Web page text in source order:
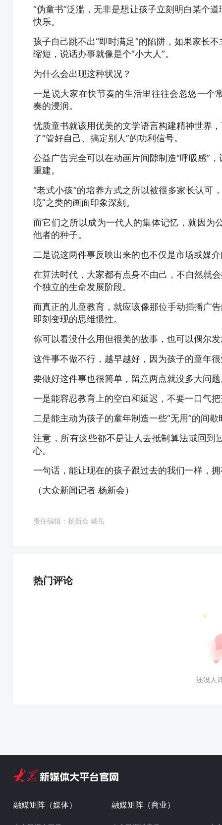
“伪童书”泛滥，无非是想让孩子立刻明白某个
快乐。
孩子自己跳不出“即时满足”的陷阱，如果家长
缩短，说话办事就像是个“小大人”。
为什么会出现这种状况？
一是说大家在快节奏的生活里往往会忽悠一个
奏的浸润。
优质童书就该用优美的文学语言构建精神世界
了“管好自己、搞定别人”的功利信号。
公益广告完全可以在动画片间隙制造“呼吸感”
重建。
“老式小孩”的培养方式之所以被很多家长认可
境”之类的画面印象深刻。
而它们之所以成为一代人的集体记忆，就因为
他者的种子。
二是说这两件事反映出来的也不仅是市场或媒
在算法时代，大家都有点身不由己，不自然就
个独立的生命发展阶段。
而真正的儿童教育，就应该像那位手动插播广
即刻变现的思维惯性。
你可以看没什么用但很美的故事，也可以偶尔
这件事不做不行，越早越好，因为孩子的童年
要做好这件事也很简单，留意两点就没多大问
一是能容忍教育上的空白和延迟，不要一口气
二是能主动为孩子的童年制造一些“无用”的间
注意，所有这些都不是让人去抵制算法或回到
心。
一句话，能让现在的孩子跟过去的我们一样，
（大众新闻记者 杨新会）
责任编辑：杨新会 戴岳
热门评论
还没人
融媒矩阵（媒体） 融媒矩阵（商业）